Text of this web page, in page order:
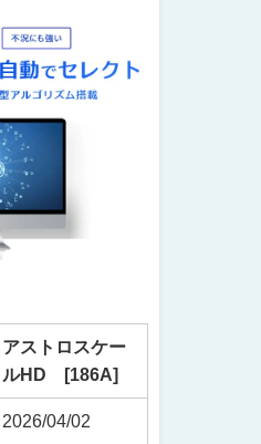
アストロスケー
ルHD [186A]
2026/04/02